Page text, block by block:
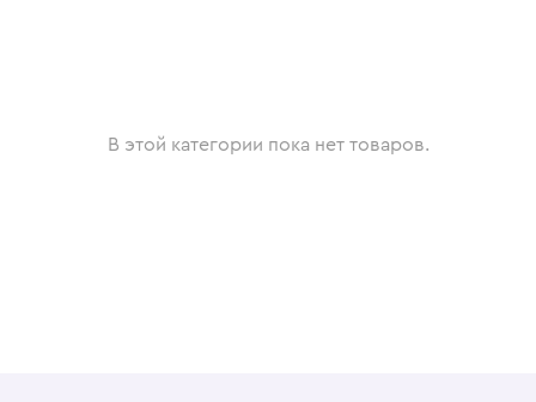
В этой категории пока нет товаров.